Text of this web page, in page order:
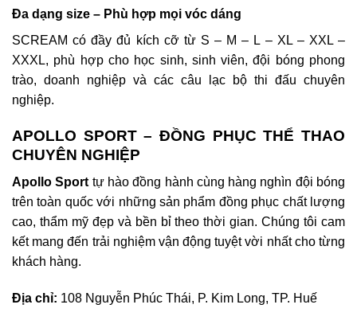
Đa dạng size – Phù hợp mọi vóc dáng
SCREAM có đầy đủ kích cỡ từ S – M – L – XL – XXL –
XXXL, phù hợp cho học sinh, sinh viên, đội bóng phong
trào, doanh nghiệp và các câu lạc bộ thi đấu chuyên
nghiệp.
APOLLO SPORT – ĐỒNG PHỤC THỂ THAO
CHUYÊN NGHIỆP
Apollo Sport tự hào đồng hành cùng hàng nghìn đội bóng
trên toàn quốc với những sản phẩm đồng phục chất lượng
cao, thẩm mỹ đẹp và bền bỉ theo thời gian. Chúng tôi cam
kết mang đến trải nghiệm vận động tuyệt vời nhất cho từng
khách hàng.
Địa chỉ: 108 Nguyễn Phúc Thái, P. Kim Long, TP. Huế